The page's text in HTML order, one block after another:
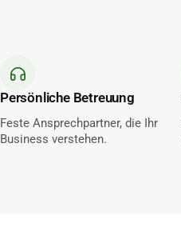
Persönliche Betreuung
Feste Ansprechpartner, die Ihr
Business verstehen.